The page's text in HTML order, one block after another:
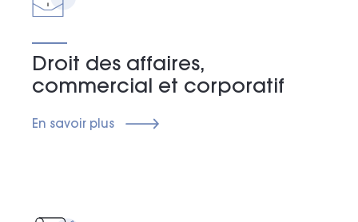
Droit des affaires,
commercial et corporatif
En savoir plus